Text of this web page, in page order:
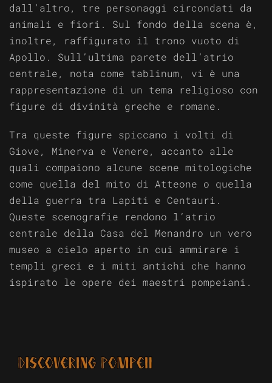
dall’altro, tre personaggi circondati da
animali e fiori. Sul fondo della scena è,
inoltre, raffigurato il trono vuoto di
Apollo. Sull’ultima parete dell’atrio
centrale, nota come tablinum, vi è una
rappresentazione di un tema religioso con
figure di divinità greche e romane.
Tra queste figure spiccano i volti di
Giove, Minerva e Venere, accanto alle
quali compaiono alcune scene mitologiche
come quella del mito di Atteone o quella
della guerra tra Lapiti e Centauri.
Queste scenografie rendono l’atrio
centrale della Casa del Menandro un vero
museo a cielo aperto in cui ammirare i
templi greci e i miti antichi che hanno
ispirato le opere dei maestri pompeiani.